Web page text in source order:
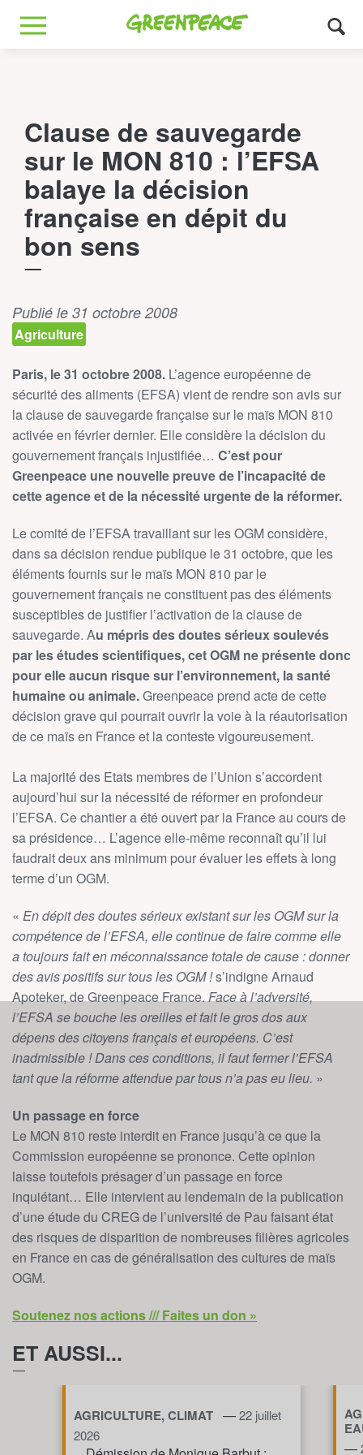
Greenpeace
MENU
Clause de sauvegarde
sur le MON 810 : l’EFSA
balaye la décision
française en dépit du
bon sens
Publié le 31 octobre 2008
Agriculture
Paris, le 31 octobre 2008. L’agence européenne de
sécurité des aliments (EFSA) vient de rendre son avis sur
la clause de sauvegarde française sur le maïs MON 810
activée en février dernier. Elle considère la décision du
gouvernement français injustifiée… C’est pour
Greenpeace une nouvelle preuve de l’incapacité de
cette agence et de la nécessité urgente de la réformer.
Le comité de l’EFSA travaillant sur les OGM considère,
dans sa décision rendue publique le 31 octobre, que les
éléments fournis sur le maïs MON 810 par le
gouvernement français ne constituent pas des éléments
susceptibles de justifier l’activation de la clause de
sauvegarde. Au mépris des doutes sérieux soulevés
par les études scientifiques, cet OGM ne présente donc
pour elle aucun risque sur l’environnement, la santé
humaine ou animale.Greenpeace prend acte de cette
décision grave qui pourrait ouvrir la voie à la réautorisation
de ce maïs en France et la conteste vigoureusement.
La majorité des Etats membres de l’Union s’accordent
aujourd’hui sur la nécessité de réformer en profondeur
l’EFSA. Ce chantier a été ouvert par la France au cours de
sa présidence… L’agence elle-même reconnaît qu’il lui
faudrait deux ans minimum pour évaluer les effets à long
terme d’un OGM.
« En dépit des doutes sérieux existant sur les OGM sur la
compétence de l’EFSA, elle continue de faire comme elle
a toujours fait en méconnaissance totale de cause : donner
des avis positifs sur tous les OGM !s’indigne Arnaud
Apoteker, de Greenpeace France.Face à l’adversité,
l’EFSA se bouche les oreilles et fait le gros dos aux
dépens des citoyens français et européens. C’est
inadmissible ! Dans ces conditions, il faut fermer l’EFSA
tant que la réforme attendue par tous n’a pas eu lieu. »
Un passage en force
Le MON 810 reste interdit en France jusqu’à ce que la
Commission européenne se prononce. Cette opinion
laisse toutefois présager d’un passage en force
inquiétant… Elle intervient au lendemain de la publication
d’une étude du CREG de l’université de Pau faisant état
des risques de disparition de nombreuses filières agricoles
en France en cas de généralisation des cultures de maïs
OGM.
Soutenez nos actions /// Faites un don »
ET AUSSI...
AGRICULTURE, CLIMAT —22 juillet
2026
—